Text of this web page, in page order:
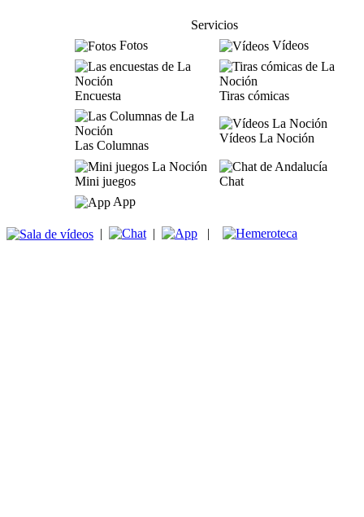
Servicios
Fotos
Vídeos
Encuesta Tiras cómicas
Las Columnas
Vídeos La Noción
Mini juegos
Chat
App
| | |